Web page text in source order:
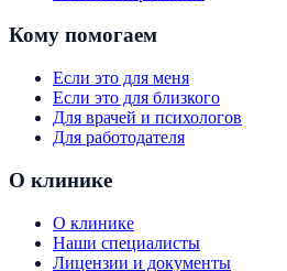
Кому помогаем
Если это для меня
Если это для близкого
Для врачей и психологов
Для работодателя
О клинике
О клинике
Наши специалисты
Лицензии и документы